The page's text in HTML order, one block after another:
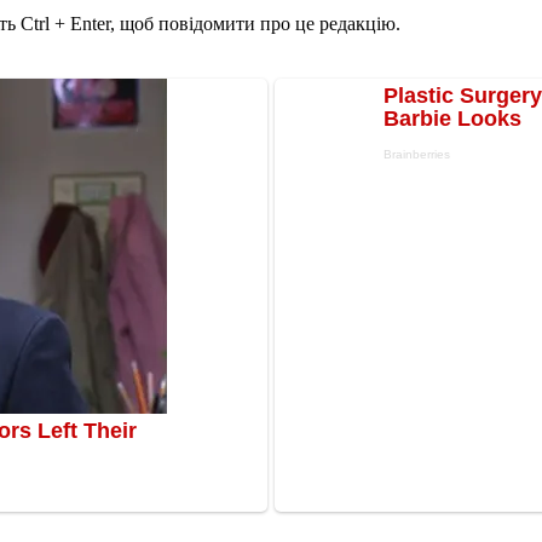
Ctrl + Enter, щоб повідомити про це редакцію.